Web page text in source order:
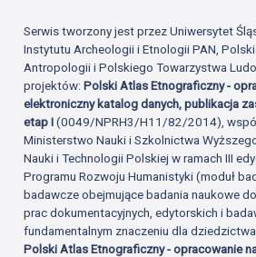
Serwis tworzony jest przez Uniwersytet
Instytutu Archeologii i Etnologii PAN,
Antropologii i Polskiego Towarzystwa
projektów:Polski Atlas Etnograficzny -
elektroniczny katalog danych, publikacja
etap I(0049/NPRH3/H11/82/2014),
Ministerstwo Nauki i Szkolnictwa
Nauki i Technologii Polskiej w ramach III
Programu Rozwoju Humanistyki (moduł
badawcze obejmujące badania naukowe
prac dokumentacyjnych, edytorskich i
fundamentalnym znaczeniu dla
Polski Atlas Etnograficzny - opracowanie